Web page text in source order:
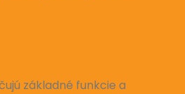
základné funkcie a